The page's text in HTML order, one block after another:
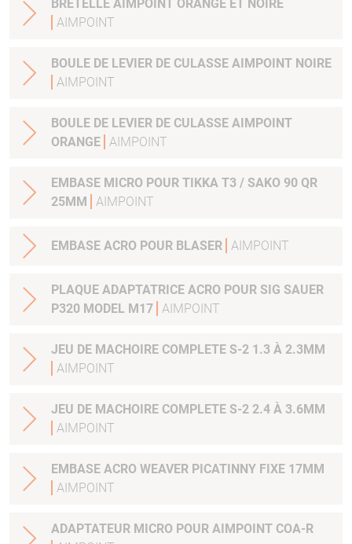
BRETELLE AIMPOINT ORANGE ET NOIRE
AIMPOINT
BOULE DE LEVIER DE CULASSE AIMPOINT NOIRE
AIMPOINT
BOULE DE LEVIER DE CULASSE AIMPOINT
ORANGE AIMPOINT
EMBASE MICRO POUR TIKKA T3 / SAKO 90 QR
25MM
AIMPOINT
EMBASE ACRO POUR BLASER AIMPOINT
PLAQUE ADAPTATRICE ACRO POUR SIG SAUER
P320 MODEL M17 AIMPOINT
JEU DE MACHOIRE COMPLETE S-2 1.3 À 2.3MM
AIMPOINT
JEU DE MACHOIRE COMPLETE S-2 2.4 À 3.6MM
AIMPOINT
EMBASE ACRO WEAVER PICATINNY FIXE 17MM
AIMPOINT
ADAPTATEUR MICRO POUR AIMPOINT COA-R